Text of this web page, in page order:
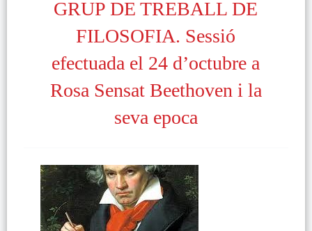
GRUP DE TREBALL DE
FILOSOFIA. Sessió
efectuada el 24 d’octubre a
Rosa Sensat Beethoven i la
seva epoca